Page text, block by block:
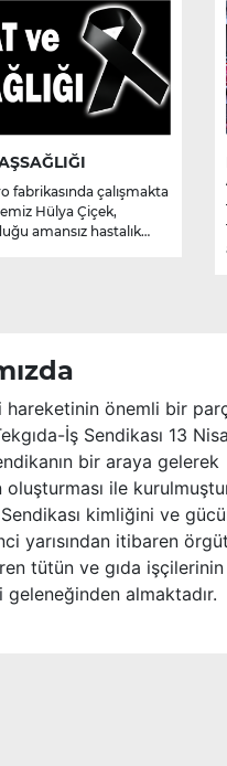
fabrikasında çalışmakta
Hülya Çiçek,
amansız hastalık
önemli bir
İş Sendikası 13
bir araya gelerek
ile
kimliğini ve
yarısından itibaren
tütün ve gıda işçilerinin
geleneğinden almaktadır.